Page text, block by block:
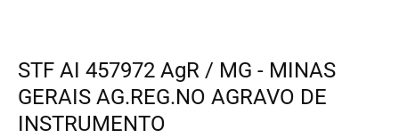
STF AI 457972 AgR / MG - MINAS
GERAIS AG.REG.NO AGRAVO DE
INSTRUMENTO